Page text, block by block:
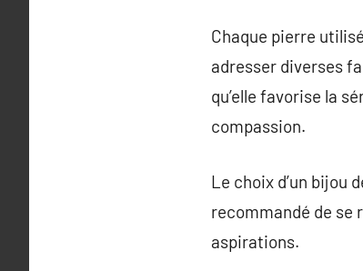
Chaque pierre
adresser diverses
qu’elle favorise la
compassion.
Le choix d’un bijou
recommandé de se
aspirations.